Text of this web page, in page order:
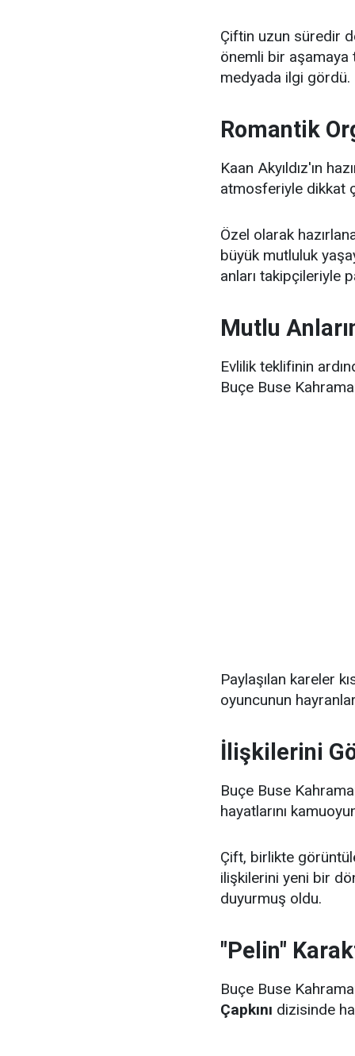
Çiftin uzun süredir
önemli bir aşamaya
medyada ilgi gördü.
Romantik
Kaan Akyıldız'ın
atmosferiyle dikkat
Özel olarak
büyük mutluluk
anları takipçileriyle
Mutlu
Evlilik teklifinin
Buçe Buse
Paylaşılan kareler
oyuncunun
İlişkilerini
Buçe Buse
hayatlarını
Çift, birlikte
ilişkilerini yeni bir
duyurmuş oldu.
"Pelin"
Buçe Buse
Çapkını dizisinde